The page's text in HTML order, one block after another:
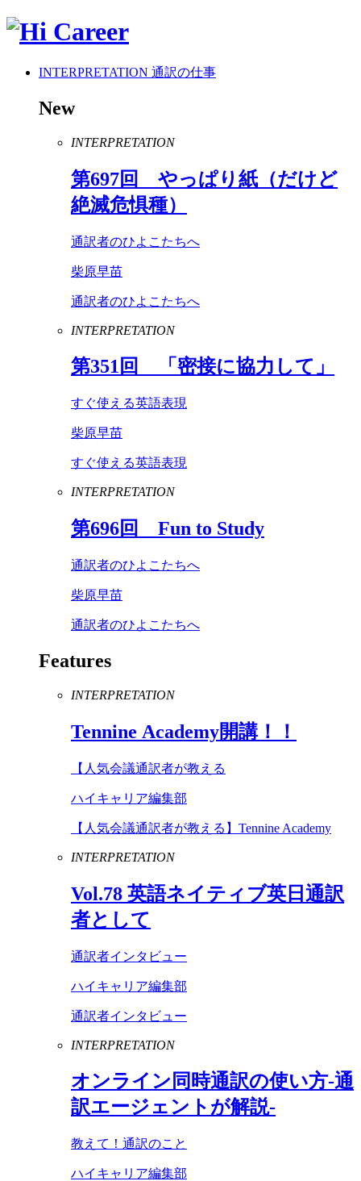
INTERPRETATION 通訳の仕事
New
INTERPRETATION
第697回 やっぱり紙（だけど
絶滅危惧種）
通訳者のひよこたちへ
柴原早苗
通訳者のひよこたちへ
INTERPRETATION
第351回 「密接に協力して」
すぐ使える英語表現
柴原早苗
すぐ使える英語表現
INTERPRETATION
第696回 Fun to Study
通訳者のひよこたちへ
柴原早苗
通訳者のひよこたちへ
Features
INTERPRETATION
Tennine Academy開講！！
【人気会議通訳者が教える
ハイキャリア編集部
【人気会議通訳者が教える】Tennine Academy
INTERPRETATION
Vol.78 英語ネイティブ英日通訳
者として
通訳者インタビュー
ハイキャリア編集部
通訳者インタビュー
INTERPRETATION
オンライン同時通訳の使い方-通
訳エージェントが解説-
教えて！通訳のこと
ハイキャリア編集部